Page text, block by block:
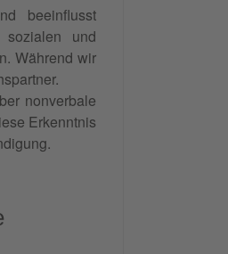
beeinflusst
und
Während wir
nonverbale
Erkenntnis